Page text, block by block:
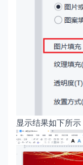
显示结果如下所示